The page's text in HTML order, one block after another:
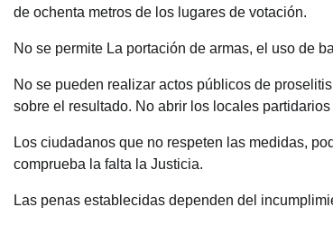
de ochenta metros de los lugares de votación.
No se permite La portación de armas, el uso de
No se pueden realizar actos públicos de
sobre el resultado. No abrir los locales
Los ciudadanos que no respeten las medidas,
comprueba la falta la Justicia.
Las penas establecidas dependen del